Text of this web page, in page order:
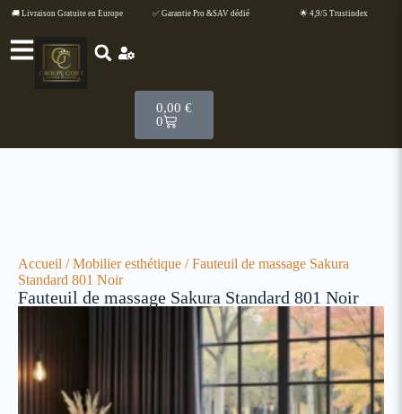
🚚 Livraison Gratuite en Europe ✅ Garantie Pro &SAV dédié 🌟 4,9/5 Trustindex
0,00 €
0
Accueil /Mobilier esthétique / Fauteuil de massage Sakura
Standard 801 Noir
Fauteuil de massage Sakura Standard 801 Noir